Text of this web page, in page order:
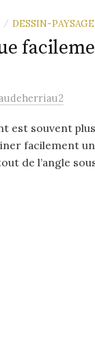
/ DESSIN-PAYSAGE
est souvent plus
facilement
de l’angle